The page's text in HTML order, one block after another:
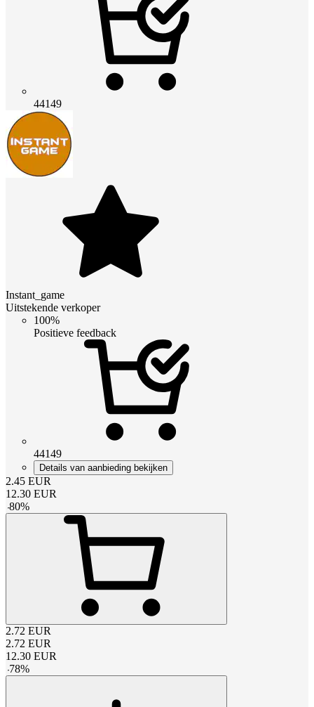
44149
Instant_game
Uitstekende verkoper
100%
Positieve feedback
44149
Details van aanbieding bekijken
2.45 EUR
12.30 EUR
-80%
2.72 EUR
2.72 EUR
12.30 EUR
-78%